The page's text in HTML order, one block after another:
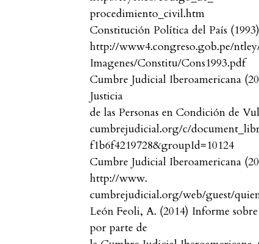
procedimiento_civil.htm
Constitución Política del País
http://www4.congreso.gob.pe/
Imagenes/Constitu/Cons1993.pdf
Cumbre Judicial Iberoamericana
Justicia
de las Personas en Condición de
cumbrejudicial.org/c/
f1b6f4219728&groupId=10124
Cumbre Judicial Iberoamericana
http://www.
cumbrejudicial.org/web/guest/
León Feoli, A. (2014) Informe
por parte de